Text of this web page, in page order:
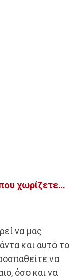
χωρίζετε…
να μας
και αυτό το
να
όσο και να